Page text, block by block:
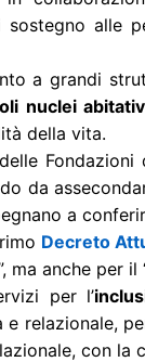
alle
a grandi
nuclei
della vita.
da
a
Decreto
ma anche per
per l’
relazionale,
con la